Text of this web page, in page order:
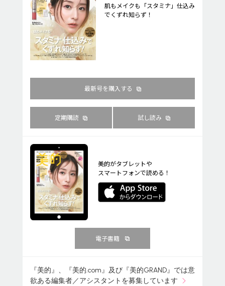
肌もメイクも「スタミナ」仕込み
でくずれ知らず！
最新号を購入する
定期購読 試し読み
美的がタブレットや
スマートフォンで読める！
電子書籍
『美的』、『美的.com』及び『美的GRAND』では意
欲ある編集者／アシスタントを募集しています